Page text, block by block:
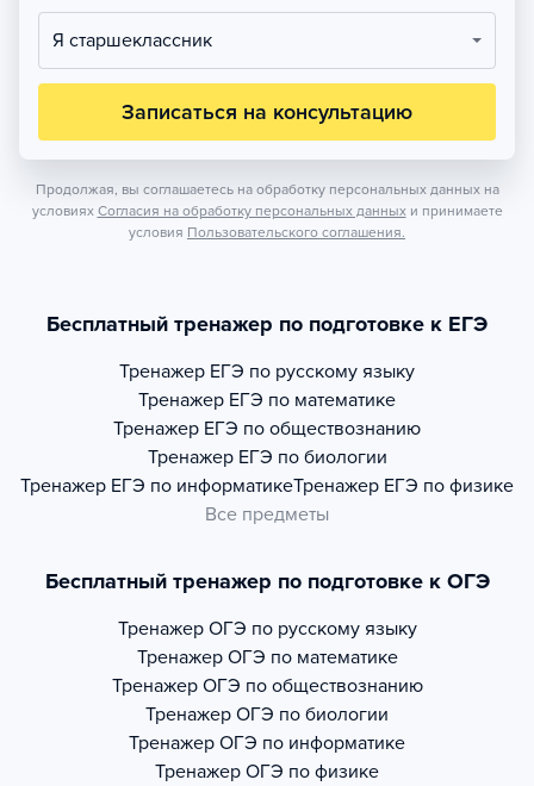
Я старшеклассник
Записаться на консультацию
Продолжая, вы соглашаетесь на обработку персональных данных на
условиях Согласия на обработку персональных данных и принимаете
условия Пользовательского соглашения.
Бесплатный тренажер по подготовке к ЕГЭ
Тренажер ЕГЭ по русскому языку
Тренажер ЕГЭ по математике
Тренажер ЕГЭ по обществознанию
Тренажер ЕГЭ по биологии
Тренажер ЕГЭ по информатикеТренажер ЕГЭ по физике
Все предметы
Бесплатный тренажер по подготовке к ОГЭ
Тренажер ОГЭ по русскому языку
Тренажер ОГЭ по математике
Тренажер ОГЭ по обществознанию
Тренажер ОГЭ по биологии
Тренажер ОГЭ по информатике
Тренажер ОГЭ по физике